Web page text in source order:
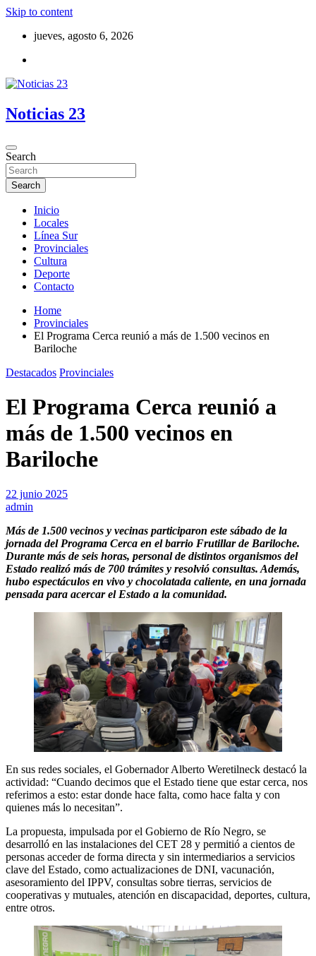
Skip to content
jueves, agosto 6, 2026
Noticias 23
Search
Search
Inicio
Locales
Línea Sur
Provinciales
Cultura
Deporte
Contacto
Home
Provinciales
El Programa Cerca reunió a más de 1.500 vecinos en
Bariloche
Destacados Provinciales
El Programa Cerca reunió a
más de 1.500 vecinos en
Bariloche
22 junio 2025
admin
Más de 1.500 vecinos y vecinas participaron este sábado de la
jornada del Programa Cerca en el barrio Frutillar de Bariloche.
Durante más de seis horas, personal de distintos organismos del
Estado realizó más de 700 trámites y resolvió consultas. Además,
hubo espectáculos en vivo y chocolatada caliente, en una jornada
pensada para acercar el Estado a la comunidad.
En sus redes sociales, el Gobernador Alberto Weretilneck destacó la
actividad: “Cuando decimos que el Estado tiene que estar cerca, nos
referimos a esto: estar donde hace falta, como hace falta y con
quienes más lo necesitan”.
La propuesta, impulsada por el Gobierno de Río Negro, se
desarrolló en las instalaciones del CET 28 y permitió a cientos de
personas acceder de forma directa y sin intermediarios a servicios
clave del Estado, como actualizaciones de DNI, vacunación,
asesoramiento del IPPV, consultas sobre tierras, servicios de
cooperativas y mutuales, atención en discapacidad, deportes, cultura,
entre otros.